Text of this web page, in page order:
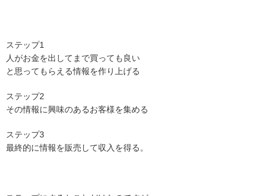
ステップ1
人がお金を出してまで買っても良い
と思ってもらえる情報を作り上げる
ステップ2
その情報に興味のあるお客様を集める
ステップ3
最終的に情報を販売して収入を得る。